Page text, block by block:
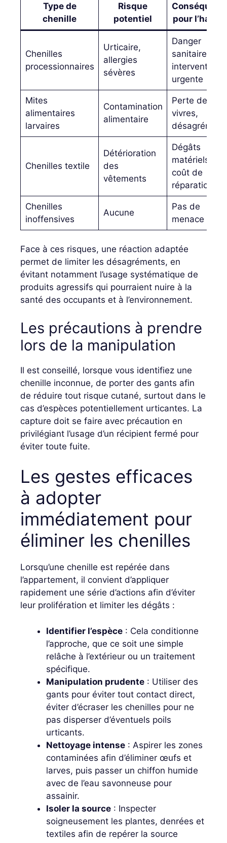
Type de
chenille
Risque
potentiel
pour
Chenilles
processionnaires
Urticaire,
allergies
sévères
Danger
sanitaire,
intervention
urgente
Mites
alimentaires
larvaires
Contamination
alimentaire
Perte des
vivres,
Chenilles textile
Détérioration
des
vêtements
Dégâts
matériels,
coût de
réparation
Chenilles
inoffensives
Aucune
Pas de
menace
Face à ces risques, une réaction adaptée
permet de limiter les désagréments, en
évitant notamment l’usage systématique de
produits agressifs qui pourraient nuire à la
santé des occupants et à l’environnement.
Les précautions à prendre
lors de la manipulation
Il est conseillé, lorsque vous identifiez une
chenille inconnue, de porter des gants afin
de réduire tout risque cutané, surtout dans le
cas d’espèces potentiellement urticantes. La
capture doit se faire avec précaution en
privilégiant l’usage d’un récipient fermé pour
éviter toute fuite.
Les gestes efficaces
à adopter
immédiatement pour
éliminer les chenilles
Lorsqu’une chenille est repérée dans
l’appartement, il convient d’appliquer
rapidement une série d’actions afin d’éviter
leur prolifération et limiter les dégâts :
Identifier l’espèce : Cela conditionne
l’approche, que ce soit une simple
relâche à l’extérieur ou un traitement
spécifique.
Manipulation prudente : Utiliser des
gants pour éviter tout contact direct,
éviter d’écraser les chenilles pour ne
pas disperser d’éventuels poils
urticants.
Nettoyage intense : Aspirer les zones
contaminées afin d’éliminer œufs et
larves, puis passer un chiffon humide
avec de l’eau savonneuse pour
assainir.
Isoler la source : Inspecter
soigneusement les plantes, denrées et
textiles afin de repérer la source